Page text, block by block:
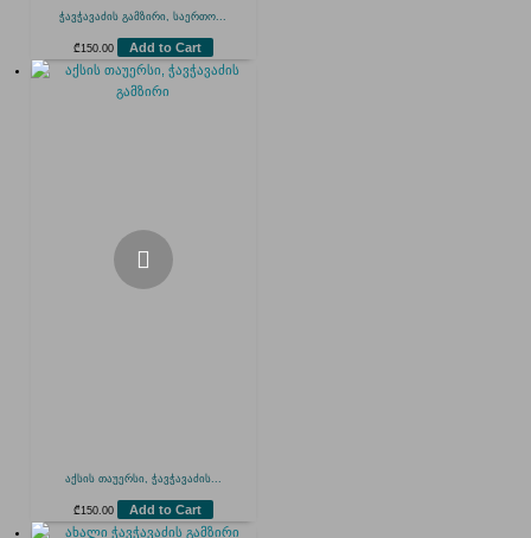
ჭავჭავაძის გამზირი, საერთო...
₾ 150.00 Add to Cart
აქსის თაუერსი, ჭავჭავაძის...
₾ 150.00 Add to Cart